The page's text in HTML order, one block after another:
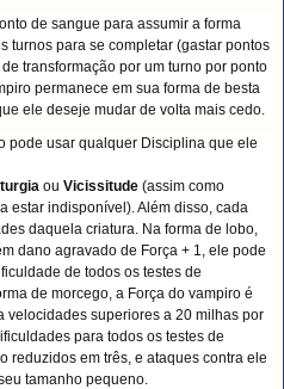
de sangue para assumir a forma
turnos para se completar (gastar pontos
transformação por um turno por ponto
permanece em sua forma de besta
ele deseje mudar de volta mais cedo.
pode usar qualquer Disciplina que ele
ou Vicissitude (assim como
estar indisponível). Além disso, cada
daquela criatura. Na forma de lobo,
dano agravado de Força + 1, ele pode
de todos os testes de
de morcego, a Força do vampiro é
velocidades superiores a 20 milhas por
para todos os testes de
reduzidos em três, e ataques contra ele
tamanho pequeno.